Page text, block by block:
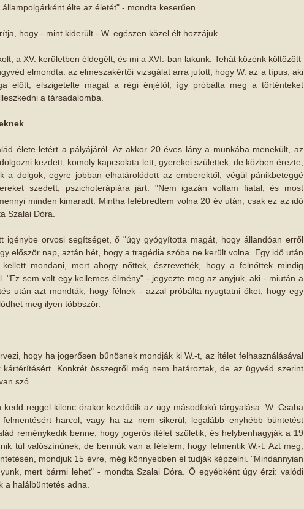
élte az életét" - mondta keserűen.
hogy - mint kiderült - W. egészen közel élt hozzájuk.
a XV. kerületben éldegélt, és mi a XVI.-ban lakunk. Tehát közénk költözött
elmondta: az elmeszakértői vizsgálat arra jutott, hogy W. az a típus, aki
előtt, elszigetelte magát a régi énjétől, így próbálta meg a történteket
a társadalomba.
élete letért a pályájáról. Az akkor 20 éves lány a munkába menekült, az
kezdett, komoly kapcsolata lett, gyerekei születtek, de közben érezte,
a dolgok, egyre jobban elhatárolódott az emberektől, végül pánikbeteggé
szedett, pszichoterápiára járt. "Nem igazán voltam fiatal, és most
minden kimaradt. Mintha felébredtem volna 20 év után, csak ez az idő
Szalai Dóra.
igénybe orvosi segítséget, ő "úgy gyógyította magát, hogy állandóan erről
először nap, aztán hét, hogy a tragédia szóba ne került volna. Egy idő után
mondani, mert ahogy nőttek, észrevették, hogy a felnőttek mindig
"Ez sem volt egy kellemes élmény" - jegyezte meg az anyjuk, aki - miután a
után azt mondták, hogy félnek - azzal próbálta nyugtatni őket, hogy egy
meg ilyen többször.
hogy ha jogerősen bűnösnek mondják ki W.-t, az ítélet felhasználásával
kártérítésért. Konkrét összegről még nem határoztak, de az ügyvéd szerint
szó.
kedd reggel kilenc órakor kezdődik az ügy másodfokú tárgyalása. W. Csaba
felmentésért harcol, vagy ha az nem sikerül, legalább enyhébb büntetést
reménykedik benne, hogy jogerős ítélet születik, és helybenhagyják a 19
túl valószínűnek, de bennük van a félelem, hogy felmentik W.-t. Azt meg,
mondjuk 15 évre, még könnyebben el tudják képzelni. "Mindannyian
mert bármi lehet" - mondta Szalai Dóra. Ő egyébként úgy érzi: valódi
a halálbüntetés adna.